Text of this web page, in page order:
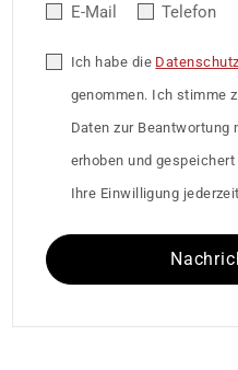
E-Mail
Telefon
Ich habe die
genommen. Ich stimme
Daten zur
erhoben und
Ihre Einwilligung